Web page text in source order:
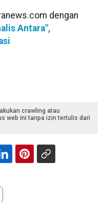
dengan
Antara",
crawling atau
web ini tanpa izin tertulis dari